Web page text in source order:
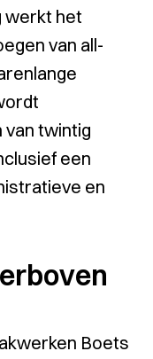
werkt het
van all-
twintig
een
en
Boets